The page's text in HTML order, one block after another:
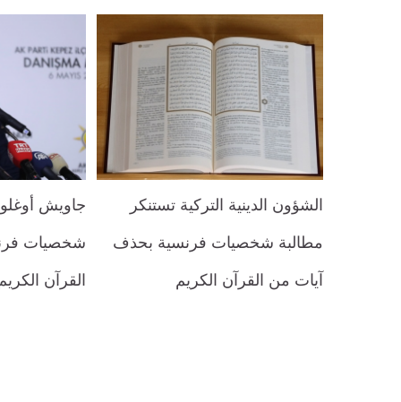
الشؤون الدينية التركية تستنكر
مطالبة شخصيات فرنسية بحذف
آيات من القرآن الكريم
جاويش
شخصيات
القرآن